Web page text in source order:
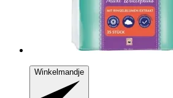
Winkelmandje